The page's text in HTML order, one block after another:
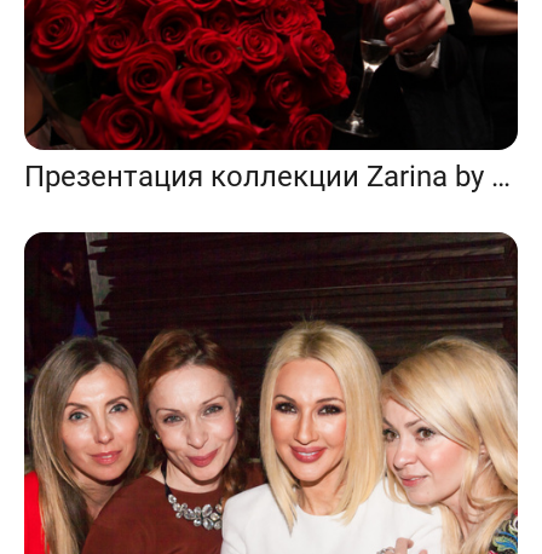
Презентация коллекции Zarina by Renata Litvinova